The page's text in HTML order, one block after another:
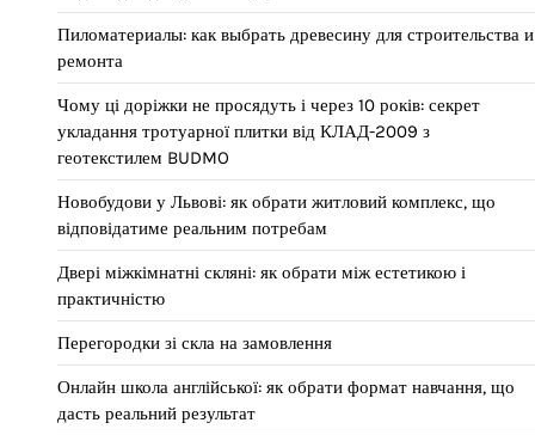
Пиломатериалы: как выбрать древесину для строительства и
ремонта
Чому ці доріжки не просядуть і через 10 років: секрет
укладання тротуарної плитки від КЛАД-2009 з
геотекстилем BUDMO
Новобудови у Львові: як обрати житловий комплекс, що
відповідатиме реальним потребам
Двері міжкімнатні скляні: як обрати між естетикою і
практичністю
Перегородки зі скла на замовлення
Онлайн школа англійської: як обрати формат навчання, що
дасть реальний результат